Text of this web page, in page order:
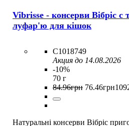
Vibrisse - консерви Вібріс c
луфар'ю для кішок
C1018749
Акция до 14.08.2026
-10%
70 г
84.96грн 76.46грн
Натуральні консерви Вібріс